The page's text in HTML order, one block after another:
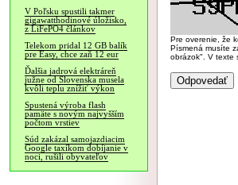
V Poľsku spustili takmer
gigawatthodinové úložisko,
z LiFePO4 článkov
Telekom pridal 12 GB balík
pre Easy, chce zaň 12 eur
Ďalšia jadrová elektráreň
južne od Slovenska musela
kvôli teplu znížiť výkon
Spustená výroba flash
pamäte s novým najvyšším
počtom vrstiev
Súd zakázal samojazdiacim
Google taxíkom dobíjanie v
noci, rušili obyvateľov
Pre overenie, že
Písmená musíte
obrázok". V texte